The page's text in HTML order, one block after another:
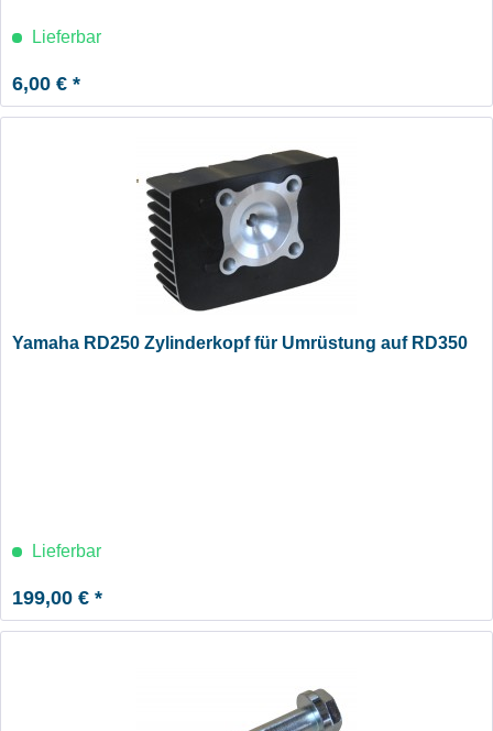
Lieferbar
6,00 € *
Yamaha RD250 Zylinderkopf für Umrüstung auf RD350
Lieferbar
199,00 € *